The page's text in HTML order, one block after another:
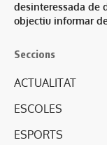
desinteressada de
objectiu informar
Seccions
ACTUALITAT
ESCOLES
ESPORTS